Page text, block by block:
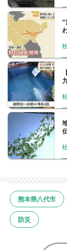
熊本県八代市
防災